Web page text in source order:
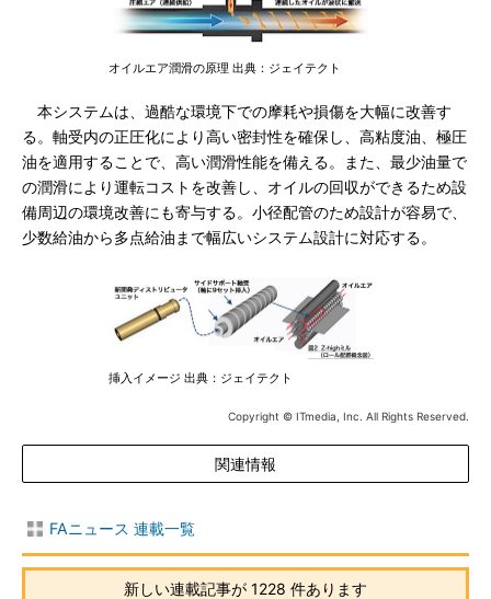
オイルエア潤滑の原理 出典：ジェイテクト
本システムは、過酷な環境下での摩耗や損傷を大幅に改善す
る。軸受内の正圧化により高い密封性を確保し、高粘度油、極圧
油を適用することで、高い潤滑性能を備える。また、最少油量で
の潤滑により運転コストを改善し、オイルの回収ができるため設
備周辺の環境改善にも寄与する。小径配管のため設計が容易で、
少数給油から多点給油まで幅広いシステム設計に対応する。
挿入イメージ 出典：ジェイテクト
Copyright © ITmedia, Inc. All Rights Reserved.
関連情報
FAニュース 連載一覧
新しい連載記事が 1228 件あります